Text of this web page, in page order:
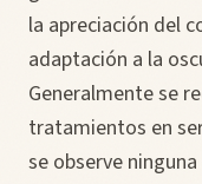
la apreciación del
adaptación a la
Generalmente se
tratamientos en
se observe